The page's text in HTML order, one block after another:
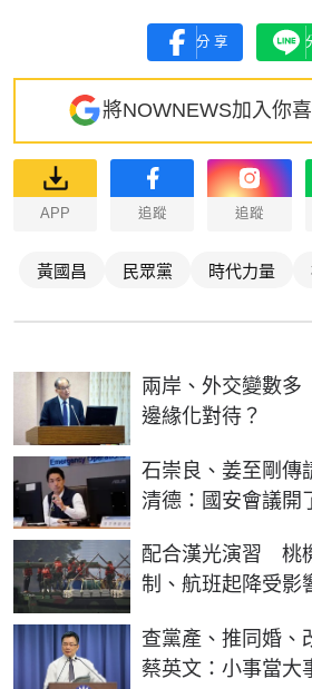
分享
將NOWNEWS加入你
APP 追蹤 追蹤
黃國昌 民眾黨 時代力量
兩岸、外交變數
邊緣化對待？
石崇良、姜至剛
清德：國安會議開
配合漢光演習 桃
制、航班起降受影
查黨產、推同婚
蔡英文：小事當大